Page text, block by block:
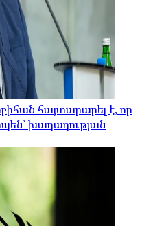
հայտարարել է, որ
խաղաղության